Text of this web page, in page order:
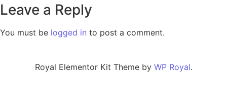
Leave a Reply
You must be logged in to post a comment.
Royal Elementor Kit Theme by WP Royal.